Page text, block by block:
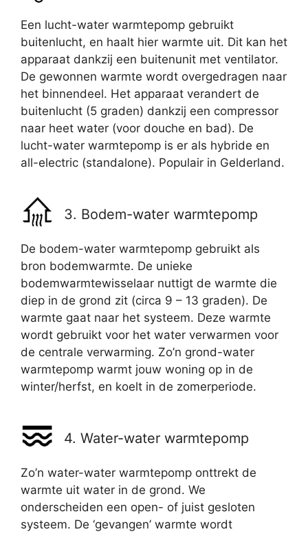
Een lucht-water warmtepomp gebruikt
buitenlucht, en haalt hier warmte uit. Dit kan het
apparaat dankzij een buitenunit met ventilator.
De gewonnen warmte wordt overgedragen naar
het binnendeel. Het apparaat verandert de
buitenlucht (5 graden) dankzij een compressor
naar heet water (voor douche en bad). De
lucht-water warmtepomp is er als hybride en
all-electric (standalone). Populair in Gelderland.
3. Bodem-water warmtepomp
De bodem-water warmtepomp gebruikt als
bron bodemwarmte. De unieke
bodemwarmtewisselaar nuttigt de warmte die
diep in de grond zit (circa 9 – 13 graden). De
warmte gaat naar het systeem. Deze warmte
wordt gebruikt voor het water verwarmen voor
de centrale verwarming. Zo’n grond-water
warmtepomp warmt jouw woning op in de
winter/herfst, en koelt in de zomerperiode.
4. Water-water warmtepomp
Zo’n water-water warmtepomp onttrekt de
warmte uit water in de grond. We
onderscheiden een open- of juist gesloten
systeem. De ‘gevangen’ warmte wordt